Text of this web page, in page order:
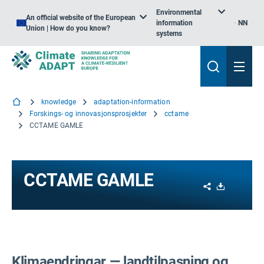
An official website of the European
Union | How do you know?
Environmental
information
systems
NN
knowledge
adaptation-information
Forskings- og innovasjonsprosjekter
cctame
CCTAME GAMLE
CCTAME GAMLE Share